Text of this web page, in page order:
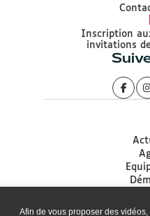
Afin de vous proposer des
Inscription
invitations